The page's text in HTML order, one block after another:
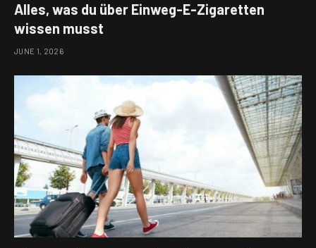
Alles, was du über Einweg-E-Zigaretten
wissen musst
JUNE 1, 2026